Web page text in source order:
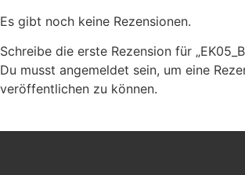
Es gibt noch keine Rezensionen.
Schreibe die erste Rezension für
Du musst angemeldet sein, um eine
veröffentlichen zu können.